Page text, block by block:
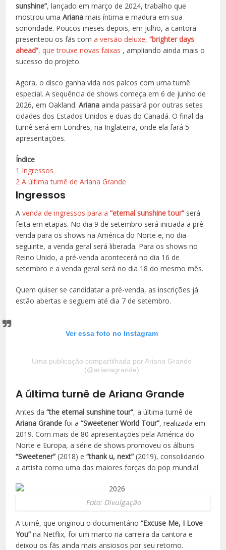
sunshine”, lançado em março de 2024, trabalho que
mostrou umaAriana mais íntima e madura em sua
sonoridade. Poucos meses depois, em julho, a cantora
presenteou os fãs coma versão deluxe,“brighter days
ahead”, que trouxe novas faixas , ampliando ainda mais o
sucesso do projeto.
Agora, o disco ganha vida nos palcos com uma turnê
especial. A sequência de shows começa em 6 de junho de
2026, em Oakland.Ariana ainda passará por outras setes
cidades dos Estados Unidos e duas do Canadá. O final da
turnê será em Londres, na Inglaterra, onde ela fará 5
apresentações.
Índice
1 Ingressos
2 A última turnê de Ariana Grande
Ingressos
Avenda de ingressos para a“eternal sunshine tour” será
feita em etapas. No dia 9 de setembro será iniciada a pré-
venda para os shows na América do Norte e, no dia
seguinte, a venda geral será liberada. Para os shows no
Reino Unido, a pré-venda acontecerá no dia 16 de
setembro e a venda geral será no dia 18 do mesmo mês.
Quem quiser se candidatar a pré-venda, as inscrições já
estão abertas e seguem até dia 7 de setembro.
Ver essa foto no Instagram
Uma publicação compartilhada por Ariana Grande
(@arianagrande)
A última turnê de Ariana Grande
Antes da“the eternal sunshine tour”, a última turnê de
Ariana Grande foi a“Sweetener World Tour”, realizada em
2019. Com mais de 80 apresentações pela América do
Norte e Europa, a série de shows promoveu os álbuns
“Sweetener” (2018) e“thank u, next” (2019), consolidando
a artista como uma das maiores forças do pop mundial.
Foto: Divulgação
A turnê, que originou o documentário“Excuse Me, I Love
You” na Netflix, foi um marco na carreira da cantora e
deixou os fãs ainda mais ansiosos por seu retorno.